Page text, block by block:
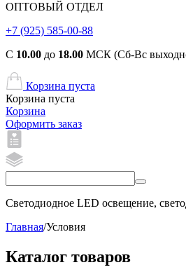
ОПТОВЫЙ ОТДЕЛ
+7 (925) 585-00-88
С 10.00 до 18.00 МСК (Сб-Вс
Корзина пуста
Корзина пуста
Корзина
Оформить заказ
Светодиодное LED освещение,
Главная/Условия
Каталог товаров